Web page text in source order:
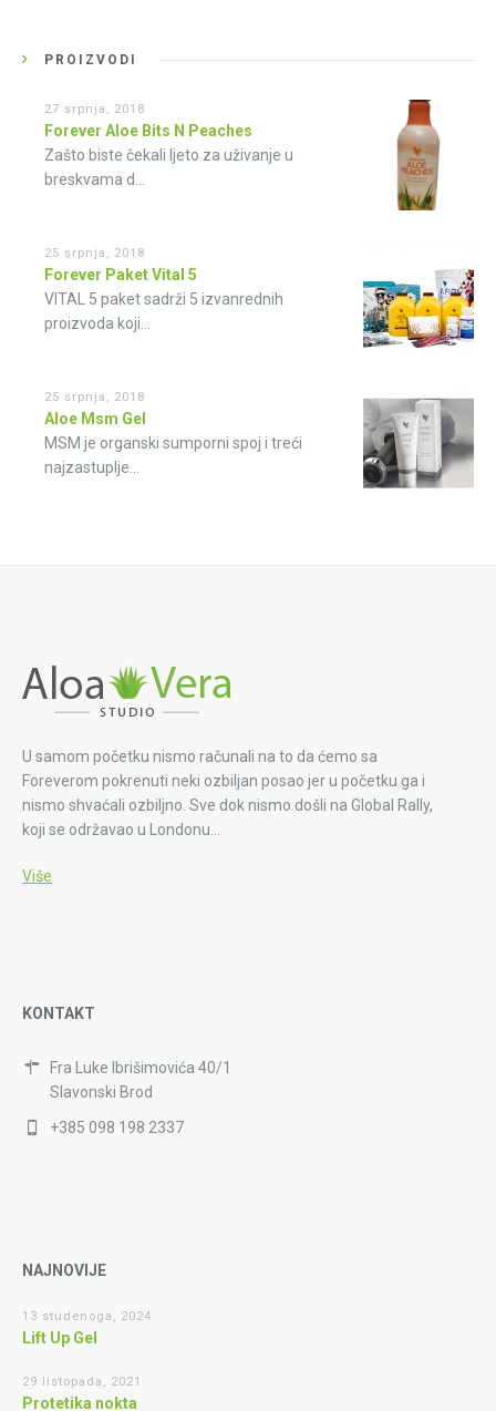
PROIZVODI
27 srpnja, 2018
Forever Aloe Bits N Peaches
Zašto biste čekali ljeto za uživanje u
breskvama d...
25 srpnja, 2018
Forever Paket Vital 5
VITAL 5 paket sadrži 5 izvanrednih
proizvoda koji...
25 srpnja, 2018
Aloe Msm Gel
MSM je organski sumporni spoj i treći
najzastuplje...
U samom početku nismo računali na to da ćemo sa
Foreverom pokrenuti neki ozbiljan posao jer u početku ga i
nismo shvaćali ozbiljno. Sve dok nismo došli na Global Rally,
koji se održavao u Londonu…
Više
KONTAKT
Fra Luke Ibrišimovića 40/1
Slavonski Brod
+385 098 198 2337
NAJNOVIJE
13 studenoga, 2024
Lift Up Gel
29 listopada, 2021
Protetika nokta